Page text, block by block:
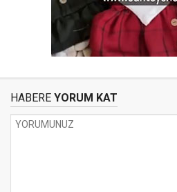
HABERE YORUM KAT